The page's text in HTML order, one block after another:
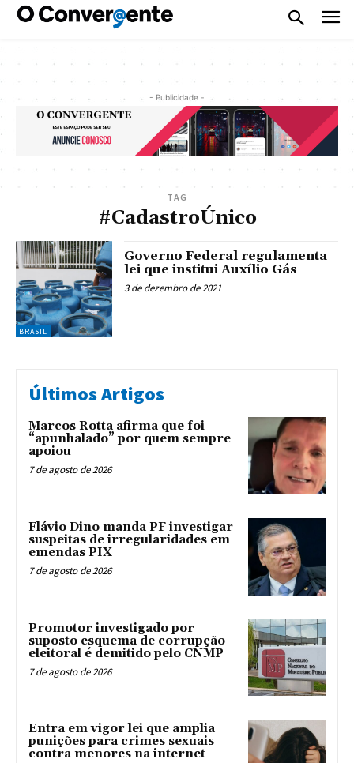
- Publicidade -
TAG
#CadastroÚnico
BRASIL
Governo Federal regulamenta
lei que institui Auxílio Gás
3 de dezembro de 2021
Últimos Artigos
Marcos Rotta afirma que foi
“apunhalado” por quem sempre
apoiou
7 de agosto de 2026
Flávio Dino manda PF investigar
suspeitas de irregularidades em
emendas PIX
7 de agosto de 2026
Promotor investigado por
suposto esquema de corrupção
eleitoral é demitido pelo CNMP
7 de agosto de 2026
Entra em vigor lei que amplia
punições para crimes sexuais
contra menores na internet